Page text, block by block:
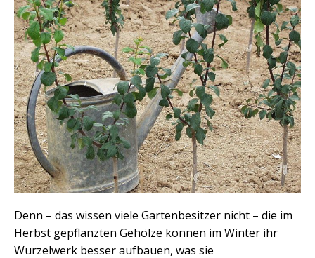
Denn – das wissen viele Gartenbesitzer nicht – die im
Herbst gepflanzten Gehölze können im Winter ihr
Wurzelwerk besser aufbauen, was sie